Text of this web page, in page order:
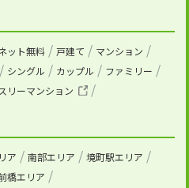
ット無料 戸建て
マンション
シングル カップル
ファミリー
リーマンション
ア 南部エリア
境町駅エリア
橋エリア